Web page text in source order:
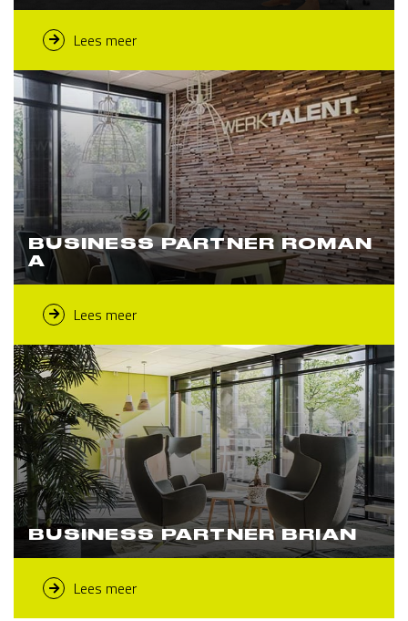
Lees meer
BUSINESS PARTNER ROMAN
A
Lees meer
BUSINESS PARTNER BRIAN
Lees meer